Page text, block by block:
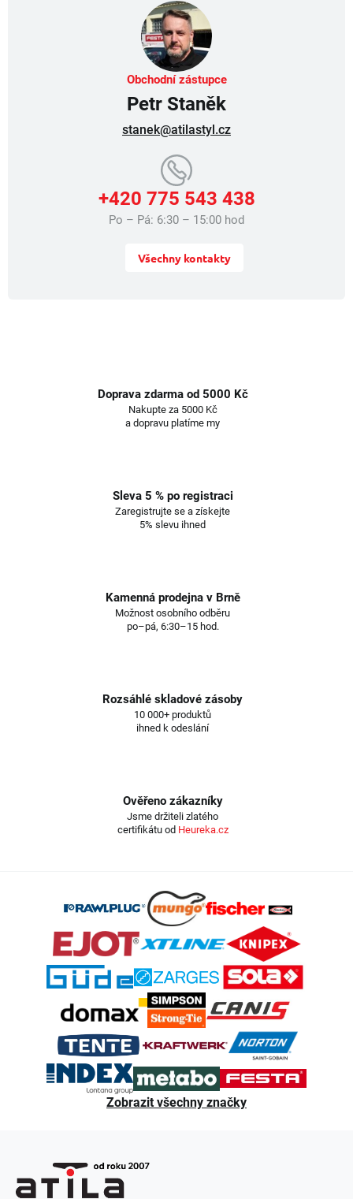
Obchodní zástupce
Petr Staněk
stanek@atilastyl.cz
+420 775 543 438
Po – Pá: 6:30 – 15:00 hod
Všechny kontakty
Doprava zdarma od 5000 Kč
Nakupte za 5000 Kč
a dopravu platíme my
Sleva 5 % po registraci
Zaregistrujte se a získejte
5% slevu ihned
Kamenná prodejna v Brně
Možnost osobního odběru
po–pá, 6:30–15 hod.
Rozsáhlé skladové zásoby
10 000+ produktů
ihned k odeslání
Ověřeno zákazníky
Jsme držiteli zlatého
certifikátu od Heureka.cz
Zobrazit všechny značky